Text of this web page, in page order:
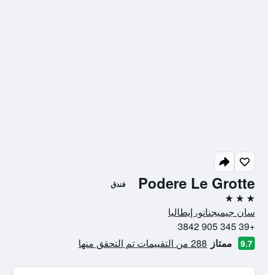
Podere Le Grotte فندق
3 نجوم
سان جيميجنانو، إيطاليا
+39 345 905 3842
9.7 ممتاز 288 من التقييمات تم التحقق منها